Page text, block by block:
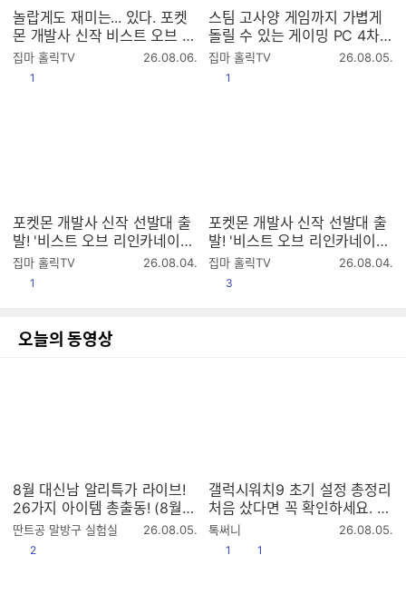
놀랍게도 재미는... 있다. 포켓
몬 개발사 신작 비스트 오브 리
인카네이션 리뷰
집마 홀릭TV
작
26.08.06.
1
스팀 고사양 게임까지 가볍게
돌릴 수 있는 게이밍 PC 4차
공구 (8월 23일까지)
집마 홀릭TV
작
26.08.05.
1
포켓몬 개발사 신작 선발대 출
발! '비스트 오브 리인카네이션'
첫 방송 2K (라데온 9070XT
4K 풀옵)
집마 홀릭TV
작
26.08.04.
1
포켓몬 개발사 신작 선발대 출
발! '비스트 오브 리인카네이션'
첫 방송 2K (라데온 9070XT)
집마 홀릭TV
작
26.08.04.
공감
3
오늘의 동영상
8월 대신남 알리특가 라이브!
26가지 아이템 총출동! (8월9
일 저녁11시)
딴트공 말방구 실험실
작
26.08.05.
공감
2
갤럭시워치9 초기 설정 총정리
처음 샀다면 꼭 확인하세요. 같
이 세팅해요!
톡써니
작
26.08.05.
1 1